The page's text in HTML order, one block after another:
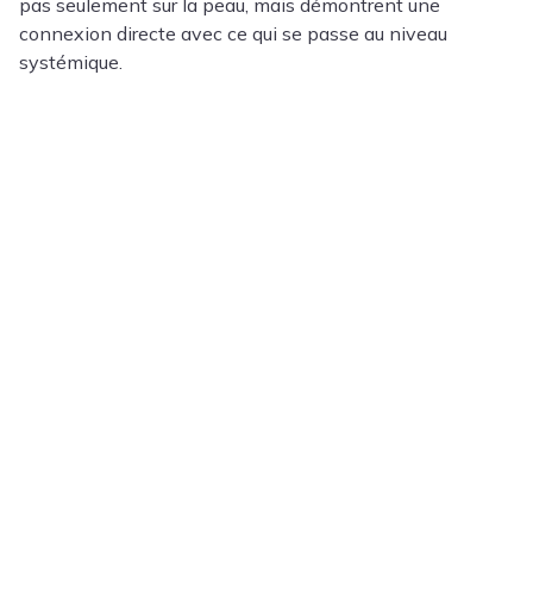
connexion directe avec ce qui se passe au niveau
systémique.